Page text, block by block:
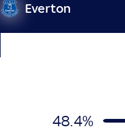
Everton
48.4%